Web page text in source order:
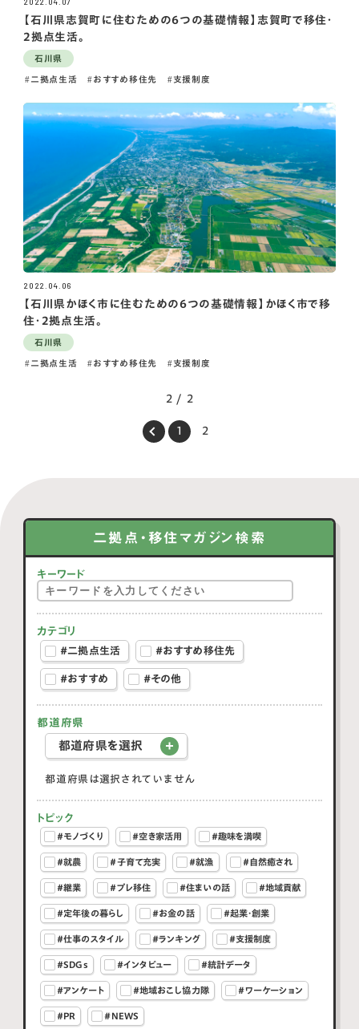
【石川県志賀町に住むための6つの基礎情報】志賀町で移住・
2拠点生活。
石川県
二拠点生活 おすすめ移住先 支援制度
2022.04.06
【石川県かほく市に住むための6つの基礎情報】かほく市で移
住・2拠点生活。
石川県
二拠点生活 おすすめ移住先 支援制度
2 / 2
1 2
二拠点・移住マガジン検索
キーワード
カテゴリ
#二拠点生活
#おすすめ移住先
#おすすめ #その他
都道府県
都道府県を選択
都道府県は選択されていません
トピック
#モノづくり #空き家活用 #趣味を満喫
#就農 #子育て充実 #就漁 #自然癒され
#継業 #プレ移住 #住まいの話 #地域貢献
#定年後の暮らし #お金の話 #起業・創業
#仕事のスタイル #ランキング #支援制度
#SDGs #インタビュー #統計データ
#アンケート #地域おこし協力隊 #ワーケーション
#PR #NEWS